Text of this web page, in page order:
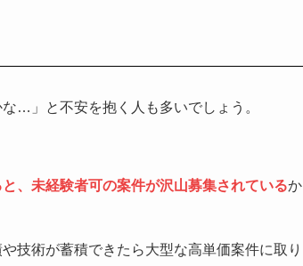
…」と不安を抱く人も多いでしょう。
、未経験者可の案件が沢山募集されているか
技術が蓄積できたら大型な高単価案件に取り